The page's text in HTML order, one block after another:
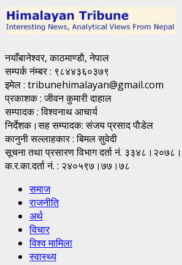
नयाँबानेश्वर, काठमाण्डाै, नेपाल
सम्पर्क नंम्बर : ९८४४३६०३७९
इमेल : tribunehimalayan@gmail.com
प्रकाशक : जीवन कुमारी दाहाल
सम्पादक : विश्वनाथ आचार्य
निर्देशक।सह सम्पादक: संजय प्रसाद पाैडेल
कानुनी सल्लाहकार : बिमल सुवेदी
सूचना तथा प्रसारण विभाग दर्ता नं.
क.र.का.दर्ता नं. : २४०५९७।७७।७८
समाज
राजनीति
अर्थ
विचार
विश्व मामिला
स्वास्थ्य